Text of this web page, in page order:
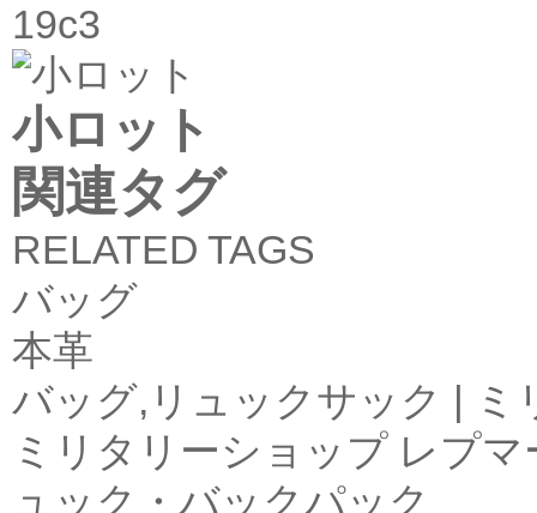
19c3
小ロット
関連タグ
RELATED TAGS
バッグ
本革
バッグ,リュックサック | ミ
ミリタリーショップ レプ
ュック・バックパック